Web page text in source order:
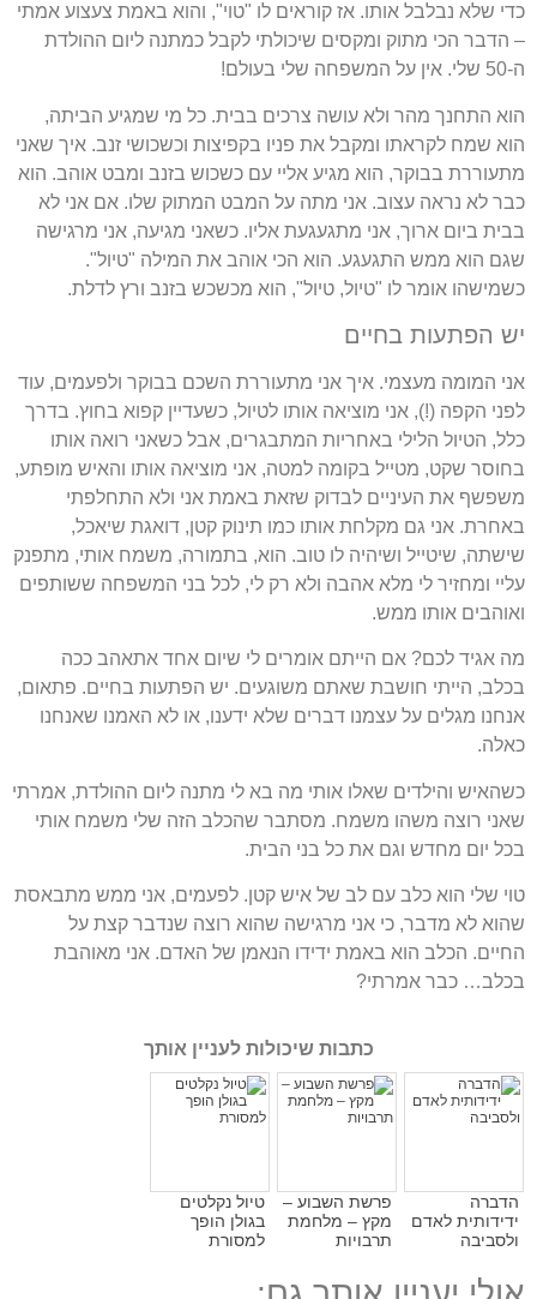
כדי שלא נבלבל אותו. אז קוראים לו "טוי", והוא באמת צעצוע אמתי
– הדבר הכי מתוק ומקסים שיכולתי לקבל כמתנה ליום ההולדת
ה-50 שלי. אין על המשפחה שלי בעולם!
הוא התחנך מהר ולא עושה צרכים בבית. כל מי שמגיע הביתה,
הוא שמח לקראתו ומקבל את פניו בקפיצות וכשכושי זנב. איך שאני
מתעוררת בבוקר, הוא מגיע אליי עם כשכוש בזנב ומבט אוהב. הוא
כבר לא נראה עצוב. אני מתה על המבט המתוק שלו. אם אני לא
בבית ביום ארוך, אני מתגעגעת אליו. כשאני מגיעה, אני מרגישה
שגם הוא ממש התגעגע. הוא הכי אוהב את המילה "טיול".
כשמישהו אומר לו "טיול, טיול", הוא מכשכש בזנב ורץ לדלת.
יש הפתעות בחיים
אני המומה מעצמי. איך אני מתעוררת השכם בבוקר ולפעמים, עוד
לפני הקפה (!), אני מוציאה אותו לטיול, כשעדיין קפוא בחוץ. בדרך
כלל, הטיול הלילי באחריות המתבגרים, אבל כשאני רואה אותו
בחוסר שקט, מטייל בקומה למטה, אני מוציאה אותו והאיש מופתע,
משפשף את העיניים לבדוק שזאת באמת אני ולא התחלפתי
באחרת. אני גם מקלחת אותו כמו תינוק קטן, דואגת שיאכל,
שישתה, שיטייל ושיהיה לו טוב. הוא, בתמורה, משמח אותי, מתפנק
עליי ומחזיר לי מלא אהבה ולא רק לי, לכל בני המשפחה ששותפים
ואוהבים אותו ממש.
מה אגיד לכם? אם הייתם אומרים לי שיום אחד אתאהב ככה
בכלב, הייתי חושבת שאתם משוגעים. יש הפתעות בחיים. פתאום,
אנחנו מגלים על עצמנו דברים שלא ידענו, או לא האמנו שאנחנו
כאלה.
כשהאיש והילדים שאלו אותי מה בא לי מתנה ליום ההולדת, אמרתי
שאני רוצה משהו משמח. מסתבר שהכלב הזה שלי משמח אותי
בכל יום מחדש וגם את כל בני הבית.
טוי שלי הוא כלב עם לב של איש קטן. לפעמים, אני ממש מתבאסת
שהוא לא מדבר, כי אני מרגישה שהוא רוצה שנדבר קצת על
החיים. הכלב הוא באמת ידידו הנאמן של האדם. אני מאוהבת
בכלב… כבר אמרתי?
כתבות שיכולות לעניין אותך
הדברה
ידידותית לאדם
ולסביבה
פרשת השבוע –
מקץ – מלחמת
תרבויות
טיול נקלטים
בגולן הופך
למסורת